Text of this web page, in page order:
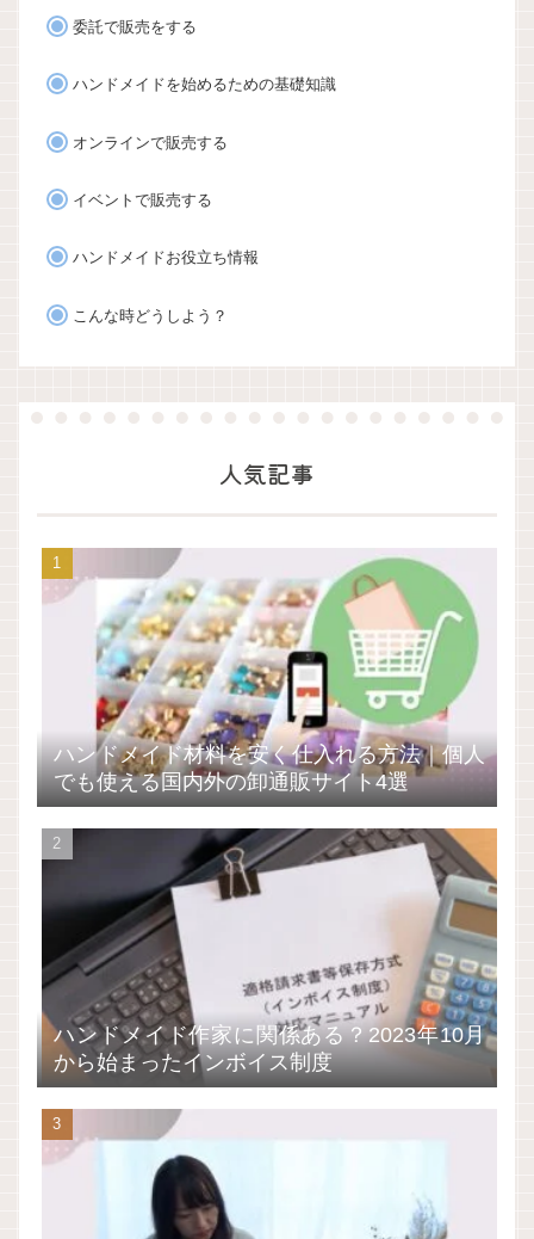
委託で販売をする
ハンドメイドを始めるための基礎知識
オンラインで販売する
イベントで販売する
ハンドメイドお役立ち情報
こんな時どうしよう？
人気記事
ハンドメイド材料を安く仕入れる方法｜個人
でも使える国内外の卸通販サイト4選
ハンドメイド作家に関係ある？2023年10月
から始まったインボイス制度